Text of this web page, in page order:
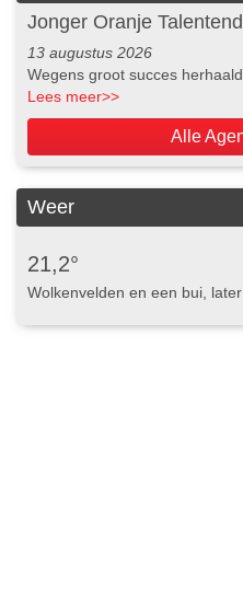
Jonger Oranje
13 augustus 2026
Wegens groot succes
Lees meer>>
Alle
Weer
21,2°
Wolkenvelden en een bui,